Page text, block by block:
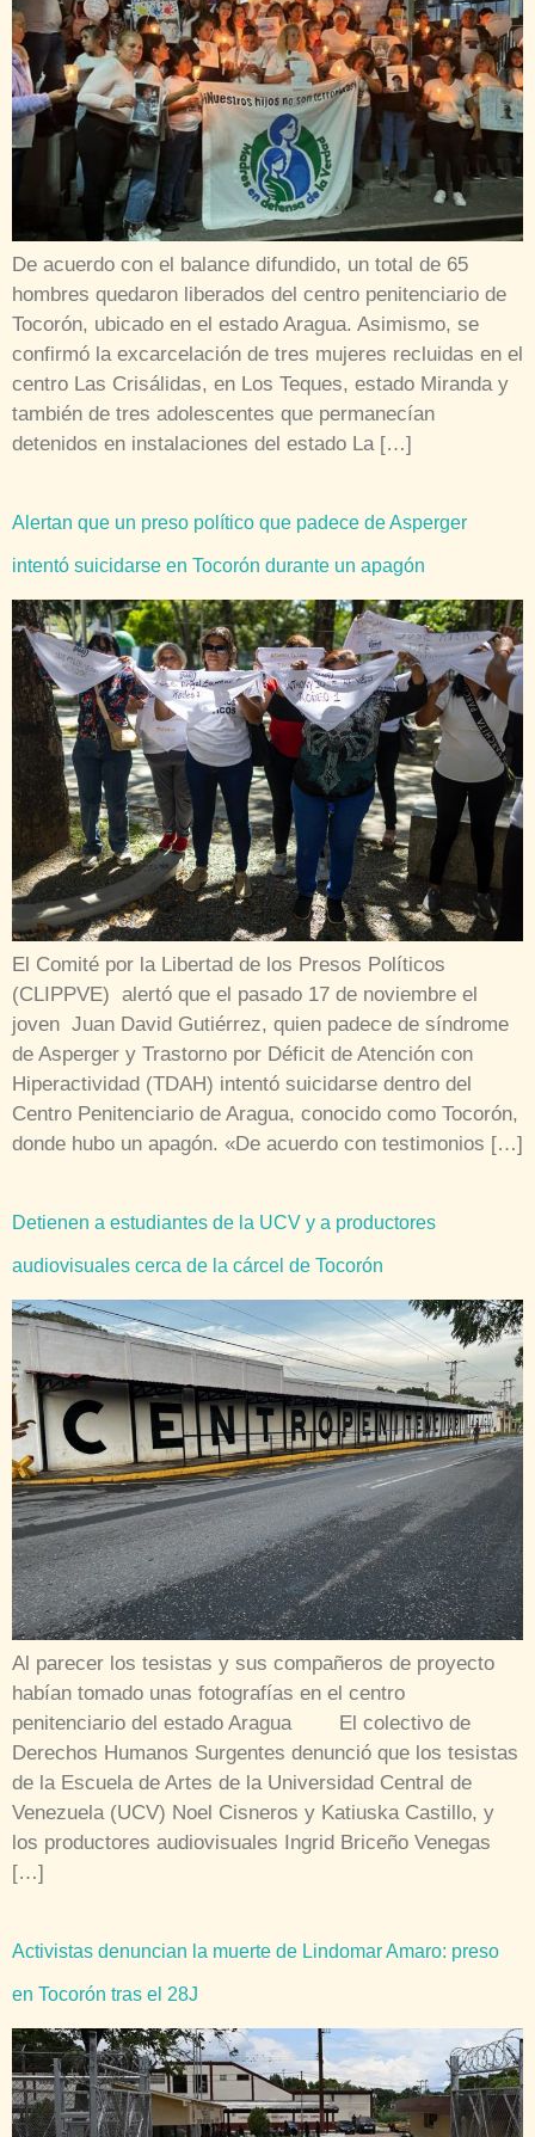
De acuerdo con el balance difundido, un total de 65
hombres quedaron liberados del centro penitenciario de
Tocorón, ubicado en el estado Aragua. Asimismo, se
confirmó la excarcelación de tres mujeres recluidas en el
centro Las Crisálidas, en Los Teques, estado Miranda y
también de tres adolescentes que permanecían
detenidos en instalaciones del estado La […]
Alertan que un preso político que padece de Asperger
intentó suicidarse en Tocorón durante un apagón
El Comité por la Libertad de los Presos Políticos
(CLIPPVE) alertó que el pasado 17 de noviembre el
joven Juan David Gutiérrez, quien padece de síndrome
de Asperger y Trastorno por Déficit de Atención con
Hiperactividad (TDAH) intentó suicidarse dentro del
Centro Penitenciario de Aragua, conocido como Tocorón,
donde hubo un apagón. «De acuerdo con testimonios […]
Detienen a estudiantes de la UCV y a productores
audiovisuales cerca de la cárcel de Tocorón
Al parecer los tesistas y sus compañeros de proyecto
habían tomado unas fotografías en el centro
penitenciario del estado Aragua El colectivo de
Derechos Humanos Surgentes denunció que los tesistas
de la Escuela de Artes de la Universidad Central de
Venezuela (UCV) Noel Cisneros y Katiuska Castillo, y
los productores audiovisuales Ingrid Briceño Venegas
[…]
Activistas denuncian la muerte de Lindomar Amaro: preso
en Tocorón tras el 28J